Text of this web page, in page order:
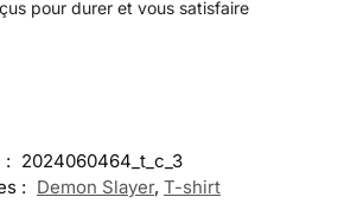
pour durer et vous satisfaire
: 2024060464_t_c_3
: Demon Slayer, T-shirt